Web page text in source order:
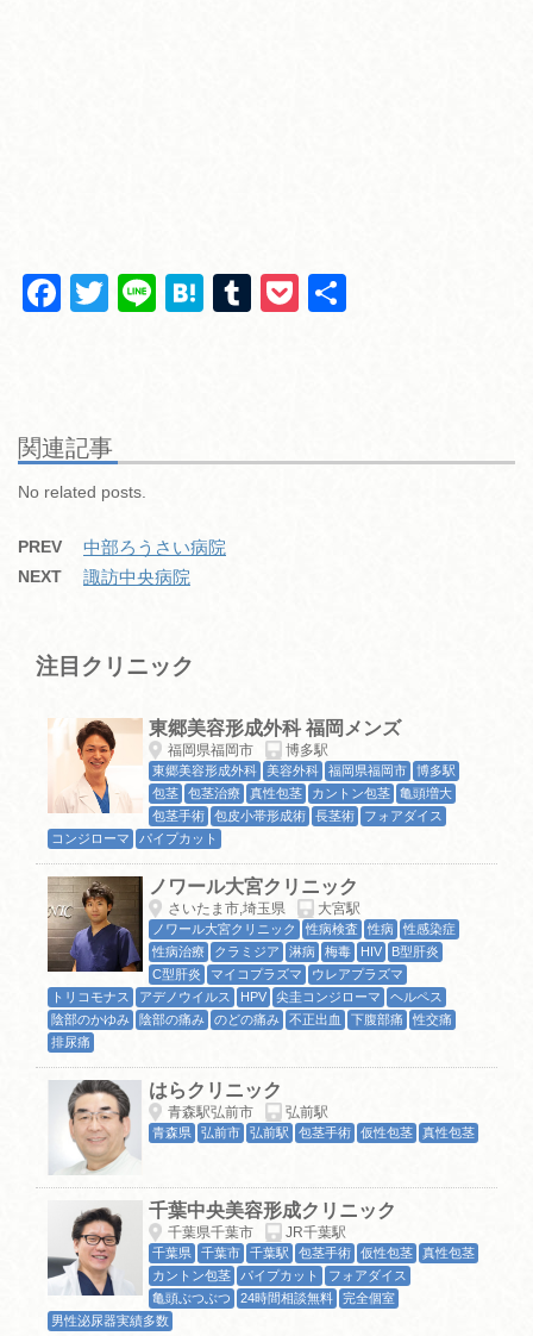
F
b
o
k
T
Li
H
T
P
関連記事
No related posts.
PREV 中部ろうさい病院
NEXT 諏訪中央病院
注目クリニック
東郷美容形成外科 福岡メンズ
福岡県福岡市 博多駅
東郷美容形成外科 美容外科 福岡県福岡市
博多駅
包茎
包茎治療 真性包茎 カントン包茎
亀頭増大
包茎手術
包皮小帯形成術 長茎術
フォアダイス
コンジローマ
パイプカット
ノワール大宮クリニック
さいたま市,埼玉県 大宮駅
ノワール大宮クリニック 性病検査 性病
性感染症
性病治療
クラミジア 淋病 梅毒 HIV
B型肝炎
C型肝炎
マイコプラズマ
ウレアプラズマ
トリコモナス
アデノウイルス HPV 尖圭コンジローマ
ヘルペス
陰部のかゆみ
陰部の痛み のどの痛み 不正出血 下腹部痛
性交痛
排尿痛
はらクリニック
青森駅弘前市 弘前駅
青森県 弘前市 弘前駅 包茎手術 仮性包茎 真性包茎
千葉中央美容形成クリニック
千葉県千葉市 JR千葉駅
千葉県 千葉市 千葉駅 包茎手術 仮性包茎
真性包茎
カントン包茎
パイプカット
フォアダイス
亀頭ぶつぶつ
24時間相談無料
完全個室
男性泌尿器実績多数